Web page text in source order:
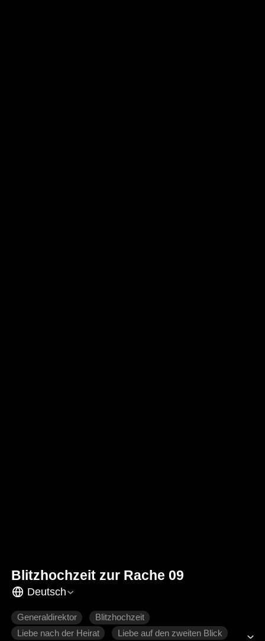
Blitzhochzeit zur Rache 09
Deutsch
Generaldirektor
Blitzhochzeit
Liebe nach der Heirat
Liebe auf den zweiten Blick